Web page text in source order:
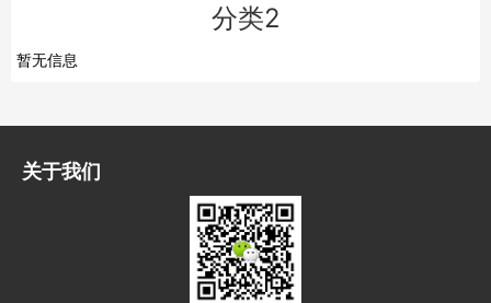
分类2
暂无信息
关于我们